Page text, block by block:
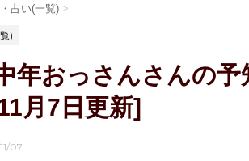
占い(一覧) >
)
年おっさんさんの
月7日更新]
07